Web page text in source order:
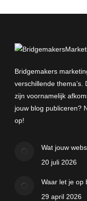
Bridgemakers
verschillende
zijn voornamelijk
jouw blog publiceren?
op!
Wat jouw
20 juli 2026
Waar let je op
29 april 2026